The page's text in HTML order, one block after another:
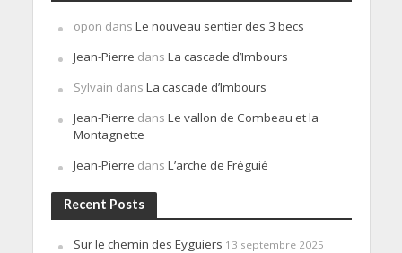
opon dans Le nouveau sentier des 3 becs
Jean-Pierre dans La cascade d’Imbours
Sylvain dans La cascade d’Imbours
Jean-Pierre dans Le vallon de Combeau et la
Montagnette
Jean-Pierre dans L’arche de Fréguié
Recent Posts
Sur le chemin des Eyguiers 13 septembre 2025